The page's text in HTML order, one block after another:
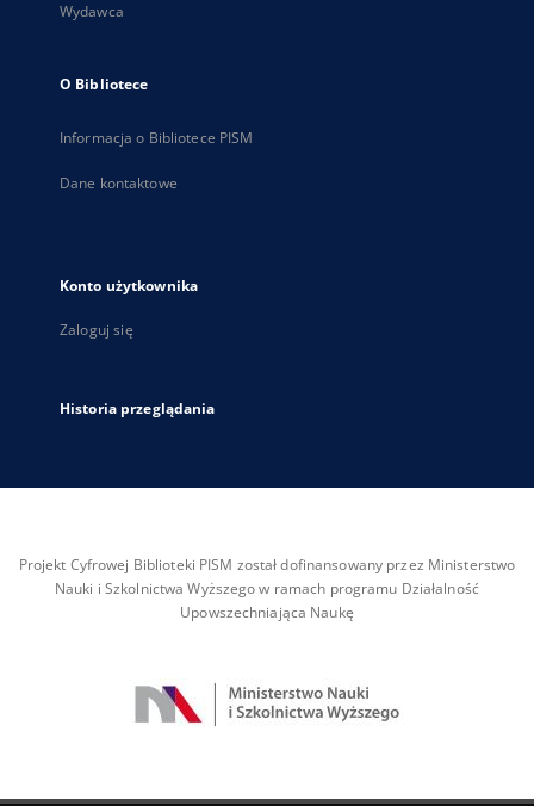
Wydawca
O Bibliotece
Informacja o Bibliotece PISM
Dane kontaktowe
Konto użytkownika
Zaloguj się
Historia przeglądania
Projekt Cyfrowej Biblioteki PISM został dofinansowany przez Ministerstwo
Nauki i Szkolnictwa Wyższego w ramach programu Działalność
Upowszechniająca Naukę